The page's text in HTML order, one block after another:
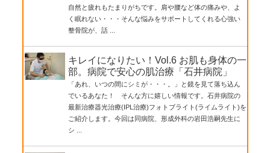
自然と疲れもたまりがちです。肩や腰など体の痛みや、よ
く眠れない・・・そんな悩みをサポートしてくれる心強い
整骨院が、話 ...
キレイになりたい！Vol.6 お肌も身体の一
部。病院で安心の肌治療「石井病院」
「あれ、いつの間にシミが・・・。」と鏡を見て落ち込ん
でいるあなた！ そんな方に嬉しい情報です。石井病院の
最新治療器光治療(IPL治療)フォトブライト(ライムライト)を
ご紹介します。今回は同病院、形成外科の岩田浩嗣先生に
シ ...